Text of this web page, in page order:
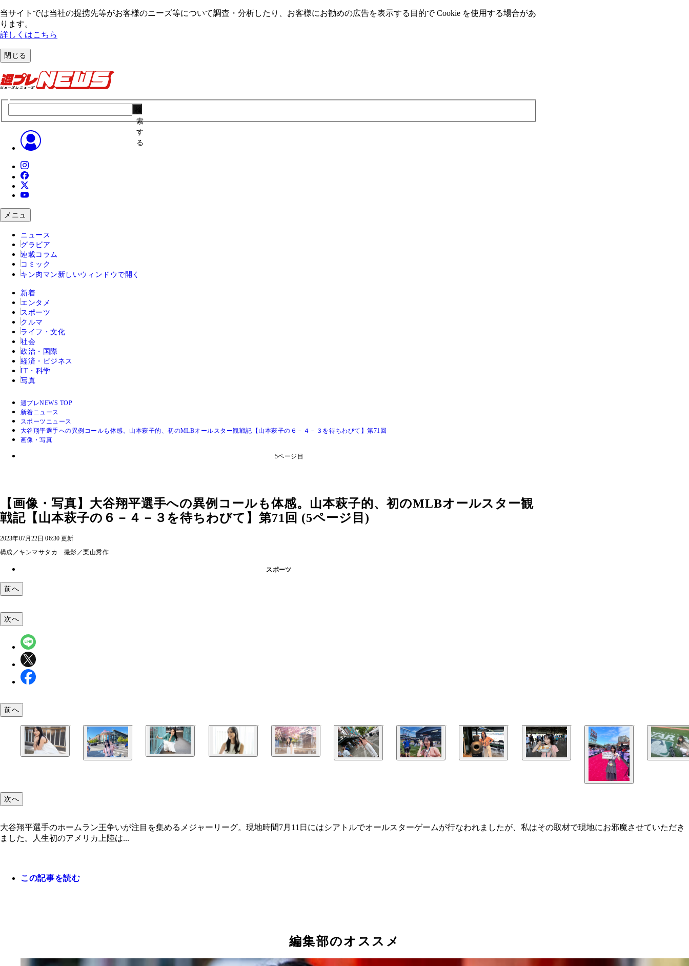
当サイトでは当社の提携先等がお客様のニーズ等について調査・分析したり、お客様にお勧めの広告を表⽰する⽬的で Cookie を使⽤する場合があ
ります。
詳しくはこちら
閉じる
索
す
る
メニュ
ニュース
グラビア
連載コラム
コミック
キン肉マン 新しいウィンドウで開く
新着
エンタメ
スポーツ
クルマ
ライフ・文化
社会
政治・国際
経済・ビジネス
IT・科学
写真
週プレNEWS TOP
新着ニュース
スポーツニュース
大谷翔平選手への異例コールも体感。山本萩子的、初のMLBオールスター観戦記【山本萩子の６－４－３を待ちわびて】第71回
画像・写真
5ページ目
【画像・写真】大谷翔平選手への異例コールも体感。山本萩子的、初のMLBオールスター観
戦記【山本萩子の６－４－３を待ちわびて】第71回 (5ページ目)
2023年07月22日 06:30 更新
構成／キンマサタカ 撮影／栗山秀作
スポーツ
前へ
次へ
前へ
次へ
大谷翔平選手のホームラン王争いが注目を集めるメジャーリーグ。現地時間7月11日にはシアトルでオールスターゲームが行なわれましたが、私はその取材で現地にお邪魔させていただき
ました。人生初のアメリカ上陸は...
この記事を読む
編集部のオススメ